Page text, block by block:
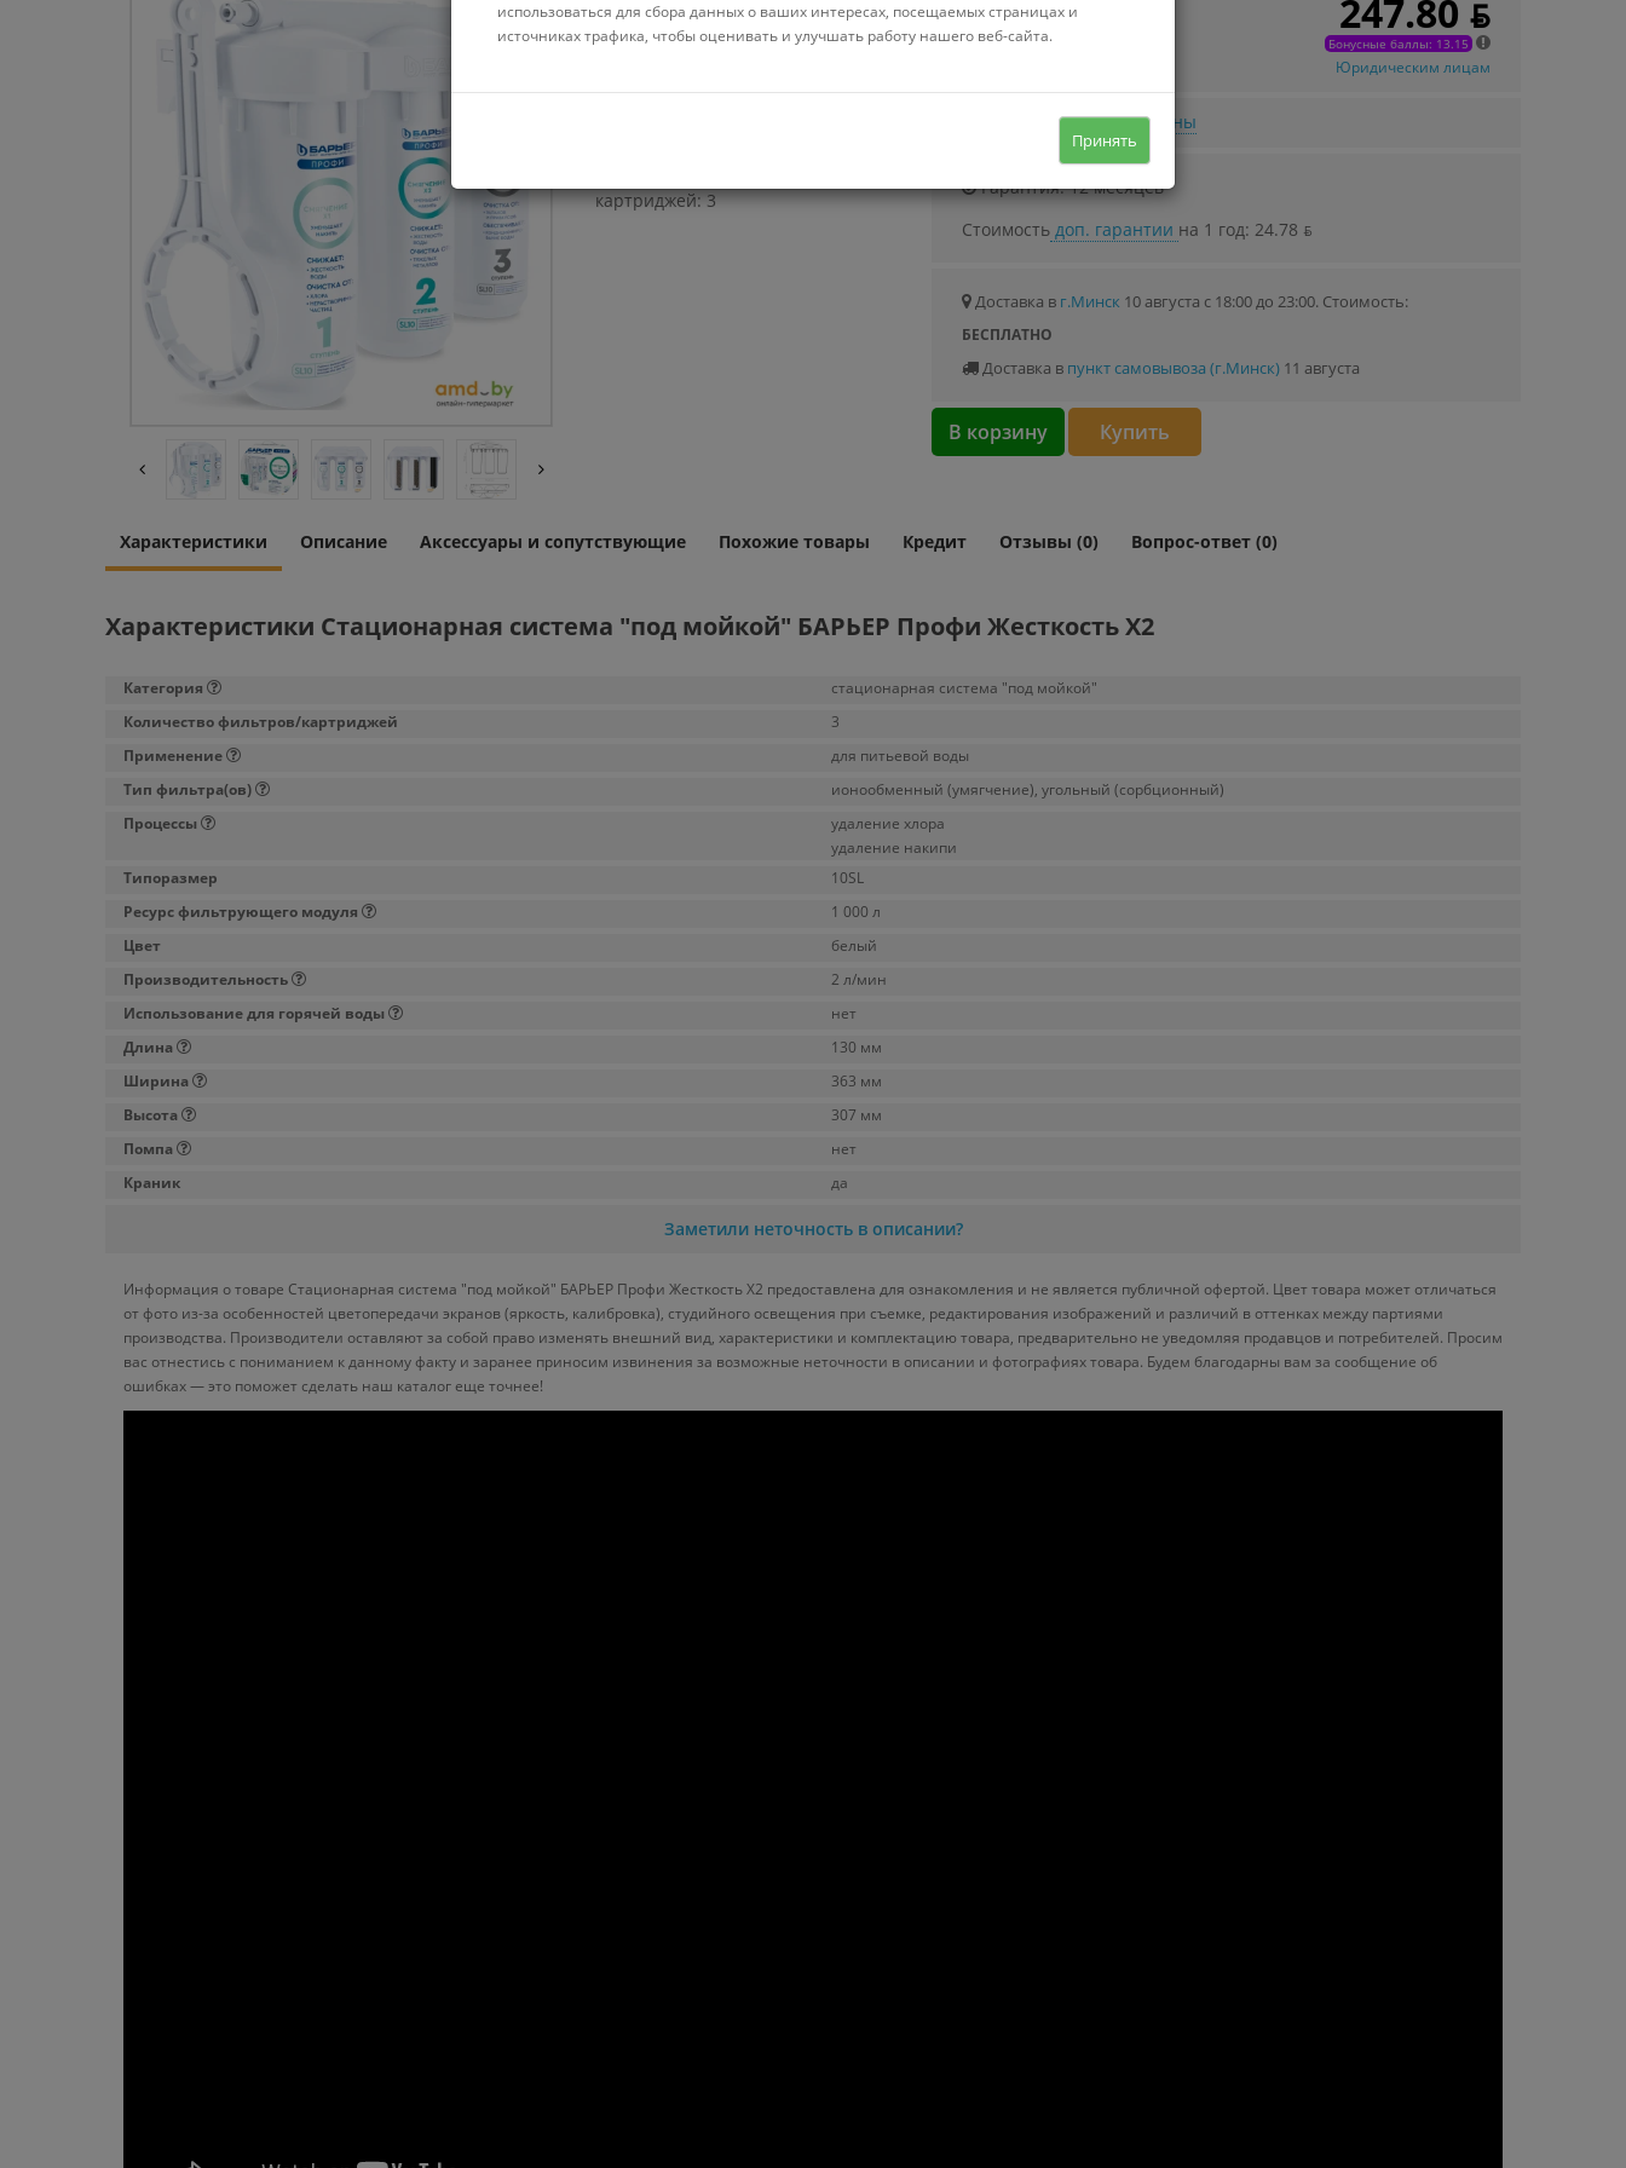
картриджей: 3
Можно купить в кредит
Стоимость от 3.85 ƃ/мec.
247.80 ƃ
Бонусные баллы: 13.15
Юридическим лицам
Узнать о снижении цены
Гарантия: 12 месяцев
Стоимостьдоп. гарантии на 1 год: 24.78 ƃ
Доставка в г.Минск 10 августа с 18:00 до 23:00. Стоимость:
БЕСПЛАТНО
Доставка в пункт самовывоза (г.Минск)11 августа
В корзину Купить
Характеристики Описание Аксессуары и сопутствующие Похожие товары Кредит Отзывы (0) Вопрос-ответ (0)
Характеристики Стационарная система "под мойкой" БАРЬЕР Профи Жесткость Х2
Категория
стационарная система "под мойкой"
Количество фильтров/картриджей
3
Применение
для питьевой воды
Тип фильтра(ов)
ионообменный (умягчение), угольный (сорбционный)
Процессы
удаление хлора
удаление накипи
Типоразмер
10SL
Ресурс фильтрующего модуля
1 000 л
Цвет
белый
Производительность
2 л/мин
Использование для горячей воды
нет
Длина
130 мм
Ширина
363 мм
Высота
307 мм
Помпа
нет
Краник
да
Заметили неточность в описании?
Информация о товаре Стационарная система "под мойкой" БАРЬЕР Профи Жесткость Х2 предоставлена для ознакомления и не является публичной офертой. Цвет товара может отличаться
от фото из-за особенностей цветопередачи экранов (яркость, калибровка), студийного освещения при съемке, редактирования изображений и различий в оттенках между партиями
производства. Производители оставляют за собой право изменять внешний вид, характеристики и комплектацию товара, предварительно не уведомляя продавцов и потребителей. Просим
вас отнестись с пониманием к данному факту и заранее приносим извинения за возможные неточности в описании и фотографиях товара. Будем благодарны вам за сообщение об
ошибках — это поможет сделать наш каталог еще точнее!
использоваться для сбора данных о ваших интересах, посещаемых страницах и
источниках трафика, чтобы оценивать и улучшать работу нашего веб-сайта.
Принять